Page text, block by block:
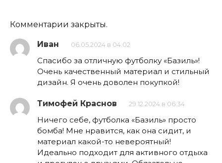
Комментарии закрыты.
Иван 06.05.2024 в 04:02
Спасибо за отличную футболку «Базиль»!
Очень качественный материал и стильный
дизайн. Я очень доволен покупкой!
Тимофей Краснов 29.12.2024 в 06:34
Ничего себе, футболка «Базиль» просто
бомба! Мне нравится, как она сидит, и
материал какой-то невероятный!
Идеально подходит для активного отдыха